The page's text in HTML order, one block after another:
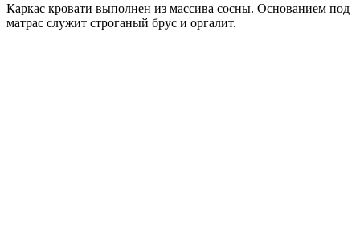
Каркас кровати выполнен из массива сосны. Основанием под
матрас служит строганый брус и оргалит.